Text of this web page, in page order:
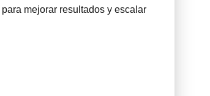
mejorar resultados y escalar